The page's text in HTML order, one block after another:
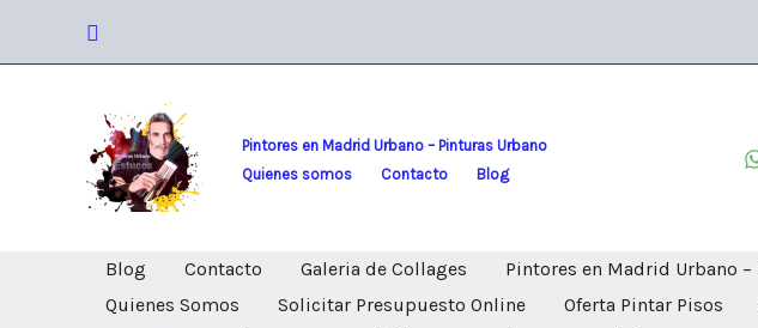
Buscar
Pintores en Madrid Urbano – Pinturas Urbano
Quienes somos
Contacto Blog
Blog Contacto Galeria de Collages Pintores en Madrid Urbano
Quienes Somos
Solicitar Presupuesto Online Oferta Pintar Pisos